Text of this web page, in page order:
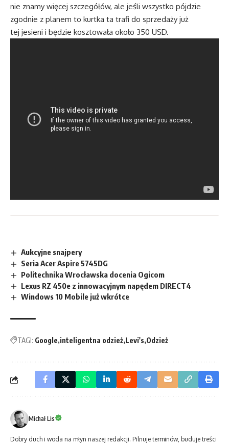
nie znamy więcej szczegółów, ale jeśli wszystko pójdzie
zgodnie z planem to kurtka ta trafi do sprzedaży już
tej jesieni i będzie kosztowała około 350 USD.
Aukcyjne snajpery
Seria Acer Aspire 5745DG
Politechnika Wrocławska docenia Ogicom
Lexus RZ 450e z innowacyjnym napędem DIRECT4
Windows 10 Mobile już wkrótce
TAGI: Google inteligentna odzież Levi's Odzież
Michał Lis
Dobry duch i woda na młyn naszej redakcji. Pilnuje terminów, buduje treści